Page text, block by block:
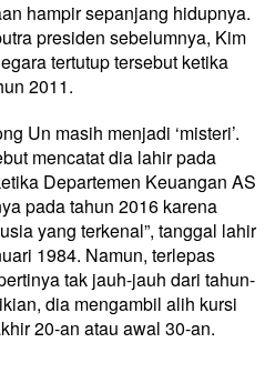
hampir sepanjang hidupnya.
presiden sebelumnya, Kim
tertutup tersebut ketika
2011.
Un masih menjadi ‘misteri’.
mencatat dia lahir pada
Departemen Keuangan AS
pada tahun 2016 karena
yang terkenal”, tanggal lahir
1984. Namun, terlepas
tak jauh-jauh dari tahun-
dia mengambil alih kursi
20-an atau awal 30-an.